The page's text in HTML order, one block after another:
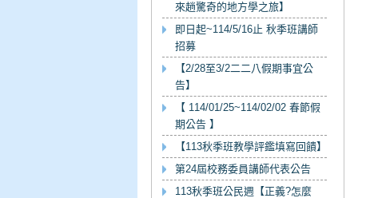
來趟驚奇的地方學之旅】
即日起~114/5/16止 秋季班講師
招募
【2/28至3/2二二八假期事宜公
告】
【 114/01/25~114/02/02 春節假
期公告 】
【113秋季班教學評鑑填寫回饋】
第24屆校務委員講師代表公告
113秋季班公民週【正義?怎麼